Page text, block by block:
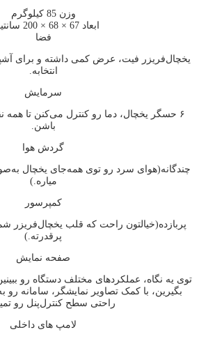
وزن85 کیلوگرم
ابعاد 67 × 68 × 200 سانتیمتر
فضا
یخچال‌فریزر فیت، عرض کمی داشته و برای
انتخابه.
سرمایش
۶ حسگر یخچال، دما رو کنترل می‌کنن تا همه
باشن.
گردش هوا
چندگانه(هوای سرد رو توی همه‌جای یخچال
میاره.)
کمپرسور
پربازده(خیالتون راحت که قلب یخچال‌فریزر
پرقدرته.)
صفحه نمایش
توی یه نگاه، عملکردهای مختلف دستگاه رو
بگیرین، با کمک تصاویر نمایشگر، سامانه رو
راحتی سطح کنترل‌پنل رو
لامپ های داخلی